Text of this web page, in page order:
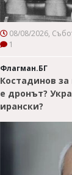
08/08/2026,
1
Флагман.БГ
Костадинов
е дронът?
ирански?